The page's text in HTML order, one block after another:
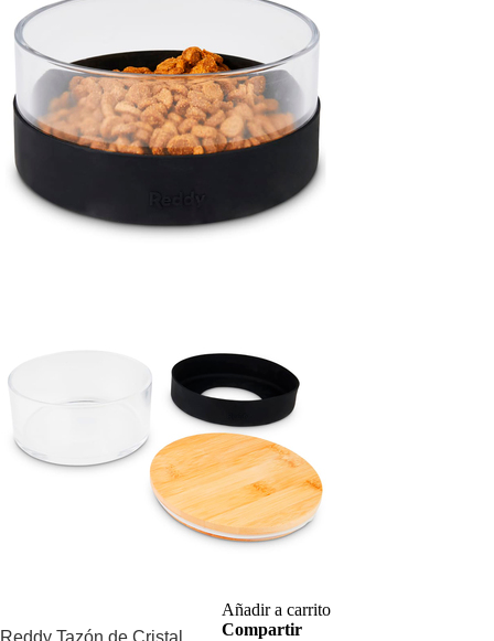
Reddy Tazón de Cristal
Añadir a carrito
Compartir